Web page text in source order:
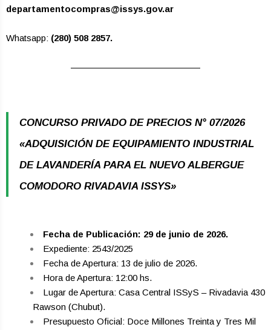
departamentocompras@issys.gov.ar
Whatsapp: (280) 508 2857.
CONCURSO PRIVADO DE PRECIOS N° 07/2026
«ADQUISICIÓN DE EQUIPAMIENTO INDUSTRIAL
DE LAVANDERÍA PARA EL NUEVO ALBERGUE
COMODORO RIVADAVIA ISSYS»
Fecha de Publicación: 29 de junio de 2026.
Expediente: 2543/2025
Fecha de Apertura: 13 de julio de 2026.
Hora de Apertura: 12:00 hs.
Lugar de Apertura: Casa Central ISSyS – Rivadavia 430
­ Rawson (Chubut).
Presupuesto Oficial: Doce Millones Treinta y Tres Mil